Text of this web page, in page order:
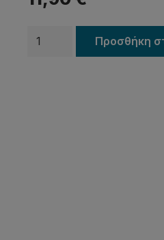
Γυαλάκια
κολύμβησης
Προσθήκη